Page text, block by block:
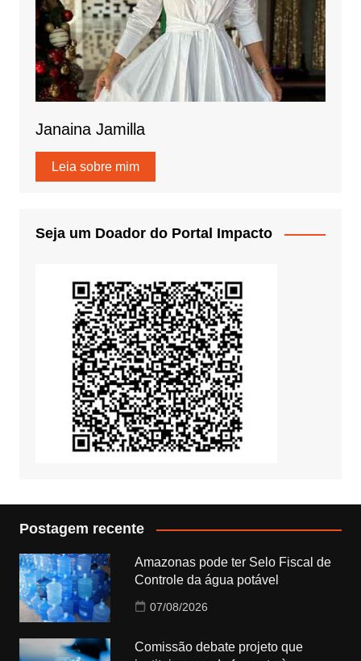
Janaina Jamilla
Leia sobre mim
Seja um Doador do Portal Impacto
Postagem recente
Amazonas pode ter Selo Fiscal de
Controle da água potável
07/08/2026
Comissão debate projeto que